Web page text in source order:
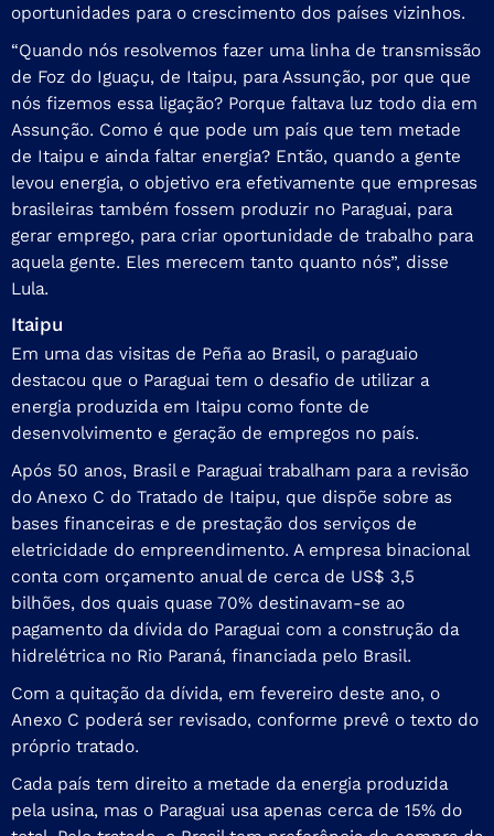
oportunidades para o crescimento dos países vizinhos.
“Quando nós resolvemos fazer uma linha de transmissão
de Foz do Iguaçu, de Itaipu, para Assunção, por que que
nós fizemos essa ligação? Porque faltava luz todo dia em
Assunção. Como é que pode um país que tem metade
de Itaipu e ainda faltar energia? Então, quando a gente
levou energia, o objetivo era efetivamente que empresas
brasileiras também fossem produzir no Paraguai, para
gerar emprego, para criar oportunidade de trabalho para
aquela gente. Eles merecem tanto quanto nós”, disse
Lula.
Itaipu
Em uma das visitas de Peña ao Brasil, o paraguaio
destacou que o Paraguai tem o desafio de utilizar a
energia produzida em Itaipu como fonte de
desenvolvimento e geração de empregos no país.
Após 50 anos, Brasil e Paraguai trabalham para a revisão
do Anexo C do Tratado de Itaipu, que dispõe sobre as
bases financeiras e de prestação dos serviços de
eletricidade do empreendimento. A empresa binacional
conta com orçamento anual de cerca de US$ 3,5
bilhões, dos quais quase 70% destinavam-se ao
pagamento da dívida do Paraguai com a construção da
hidrelétrica no Rio Paraná, financiada pelo Brasil.
Com a quitação da dívida, em fevereiro deste ano, o
Anexo C poderá ser revisado, conforme prevê o texto do
próprio tratado.
Cada país tem direito a metade da energia produzida
pela usina, mas o Paraguai usa apenas cerca de 15% do